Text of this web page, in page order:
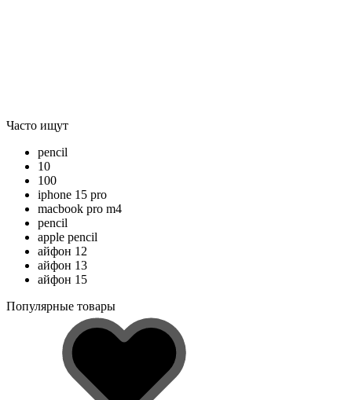
Часто ищут
pencil
10
100
iphone 15 pro
macbook pro m4
pencil
apple pencil
айфон 12
айфон 13
айфон 15
Популярные товары